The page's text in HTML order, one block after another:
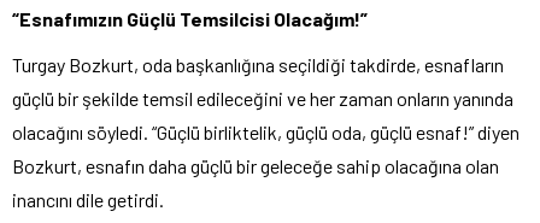
“Esnafımızın Güçlü Temsilcisi Olacağım!”
Turgay Bozkurt, oda başkanlığına seçildiği takdirde, esnafların
güçlü bir şekilde temsil edileceğini ve her zaman onların yanında
olacağını söyledi. “Güçlü birliktelik, güçlü oda, güçlü esnaf!” diyen
Bozkurt, esnafın daha güçlü bir geleceğe sahip olacağına olan
inancını dile getirdi.